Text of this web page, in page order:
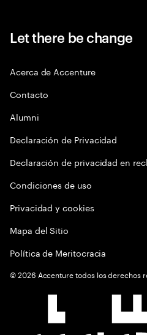
Let there be change
Acerca de Accenture
Contacto
Alumni
Declaración de Privacidad
Declaración de privacidad en
Condiciones de uso
Privacidad y cookies
Mapa del Sitio
Política de Meritocracia
©2026 Accenture todos los derechos